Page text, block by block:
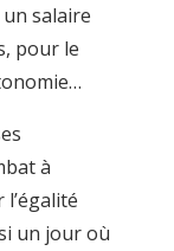
salaire
pour le
à
un jour où